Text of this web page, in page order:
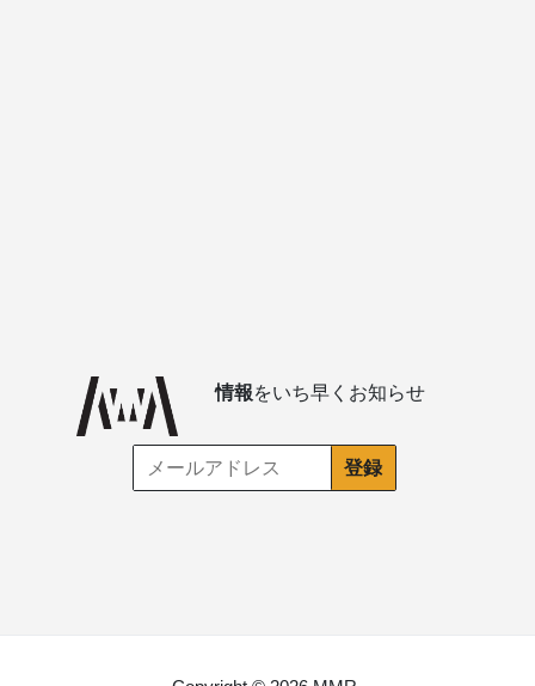
情報をいち早くお知らせ